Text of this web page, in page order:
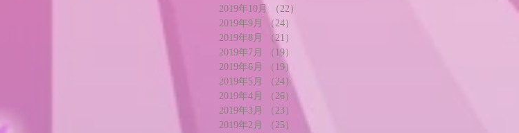
2019年10月
（22）
2019年9月
（24）
2019年8月
（21）
2019年7月
（19）
2019年6月
（19）
2019年5月
（24）
2019年4月
（26）
2019年3月
（23）
2019年2月
（25）
25件の記事